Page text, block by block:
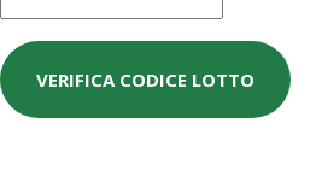
VERIFICA CODICE LOTTO